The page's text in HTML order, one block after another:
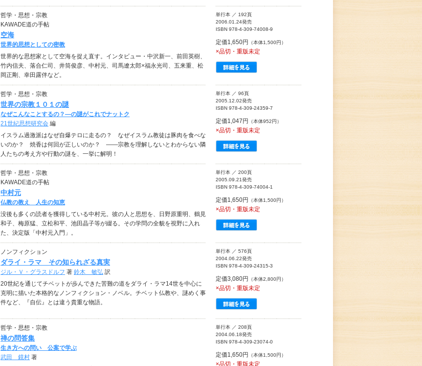
哲学・思想・宗教
KAWADE道の手帖
空海
世界的思想としての密教
世界的な思想家として空海を捉え直す。インタビュー・中沢新一、前田英樹、
竹内信夫、落合仁司、井筒俊彦、中村元、司馬遼太郎×福永光司、五来重、松
岡正剛、幸田露伴など。
単行本 ／ 192頁
2006.01.24発売
ISBN 978-4-309-74008-9
定価1,650円 （本体1,500円）
×品切・重版未定
哲学・思想・宗教
世界の宗教１０１の謎
なぜこんなことするの？―の謎がこれでナットク
21世紀思想研究会 編
イスラム過激派はなぜ自爆テロに走るの？ なぜイスラム教徒は豚肉を食べな
いのか？ 焼香は何回が正しいのか？ ――宗教を理解しないとわからない隣
人たちの考え方や行動の謎を、一挙に解明！
単行本 ／ 96頁
2005.12.02発売
ISBN 978-4-309-24359-7
定価1,047円 （本体952円）
×品切・重版未定
哲学・思想・宗教
KAWADE道の手帖
中村元
仏教の教え 人生の知恵
没後も多くの読者を獲得している中村元。彼の人と思想を、日野原重明、鶴見
和子、梅原猛、立松和平、池田晶子等が綴る。その学問の全貌を視野に入れ
た、決定版「中村元入門」。
単行本 ／ 200頁
2005.09.21発売
ISBN 978-4-309-74004-1
定価1,650円 （本体1,500円）
×品切・重版未定
ノンフィクション
ダライ・ラマ その知られざる真実
ジル・Ｖ・グラスドルフ 著 鈴木 敏弘 訳
20世紀を通じてチベットが歩んできた苦難の道をダライ・ラマ14世を中心に
克明に描いた本格的なノンフィクション・ノベル。チベット仏教や、謎めく事
件など、『自伝』とは違う貴重な物語。
単行本 ／ 576頁
2004.06.22発売
ISBN 978-4-309-24315-3
定価3,080円 （本体2,800円）
×品切・重版未定
哲学・思想・宗教
禅の問答集
生き方への問い 公案で学ぶ
武田 鏡村 著
単行本 ／ 208頁
2004.06.18発売
ISBN 978-4-309-23074-0
定価1,650円 （本体1,500円）
×品切・重版未定